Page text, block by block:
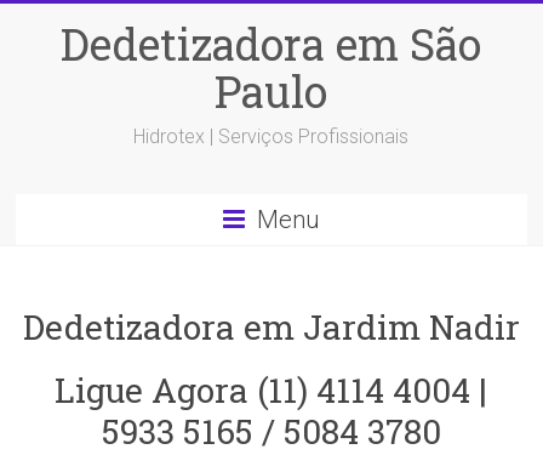
Dedetizadora em São
Paulo
Hidrotex | Serviços Profissionais
Menu
Dedetizadora em Jardim Nadir
Ligue Agora (11) 4114 4004 |
5933 5165 / 5084 3780